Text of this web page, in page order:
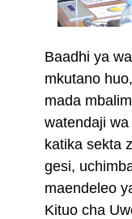
Baadhi ya
mkutano
mada
watendaji
katika sekta
gesi,
maendeleo
Kituo cha